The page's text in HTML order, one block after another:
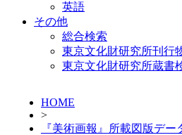
英語
その他
総合検索
東京文化財研究所刊行
東京文化財研究所蔵書
HOME
>
『美術画報』所載図版デー